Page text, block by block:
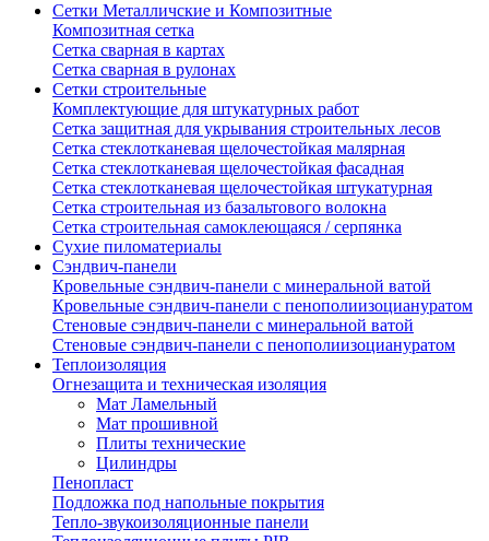
Сетки Металличские и Композитные
Композитная сетка
Сетка сварная в картах
Сетка сварная в рулонах
Сетки строительные
Комплектующие для штукатурных работ
Сетка защитная для укрывания строительных лесов
Сетка стеклотканевая щелочестойкая малярная
Сетка стеклотканевая щелочестойкая фасадная
Сетка стеклотканевая щелочестойкая штукатурная
Сетка строительная из базальтового волокна
Сетка строительная самоклеющаяся / серпянка
Сухие пиломатериалы
Сэндвич-панели
Кровельные сэндвич-панели с минеральной ватой
Кровельные сэндвич-панели с пенополиизоциануратом
Стеновые сэндвич-панели с минеральной ватой
Стеновые сэндвич-панели с пенополиизоциануратом
Теплоизоляция
Огнезащита и техническая изоляция
Мат Ламельный
Мат прошивной
Плиты технические
Цилиндры
Пенопласт
Подложка под напольные покрытия
Тепло-звукоизоляционные панели